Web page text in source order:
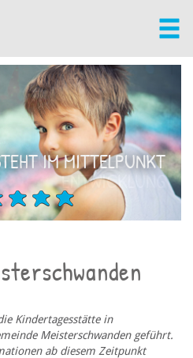
IM MITTELPUNKT
FÜR EINE GESUNDE
ENTWICKLUNG
Kindertagesstätte in
Meisterschwanden geführt.
ab diesem Zeitpunkt